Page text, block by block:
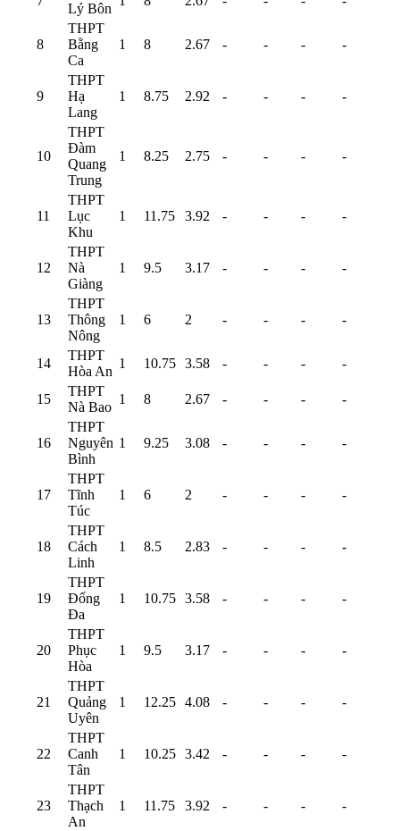
Lý Bôn
8
THPT
Bằng
Ca
1 8 2.67 - - - -
9
THPT
Hạ
Lang
1 8.75 2.92 - - - -
10
THPT
Đàm
Quang
Trung
1 8.25 2.75 - - - -
11
THPT
Lục
Khu
1 11.75 3.92 - - - -
12
THPT
Nà
Giàng
1 9.5 3.17 - - - -
13
THPT
Thông
Nông
1 6 2 - - - -
14
THPT
Hòa An
1 10.75 3.58 - - - -
15
THPT
Nà Bao
1 8 2.67 - - - -
16
THPT
Nguyên
Bình
1 9.25 3.08 - - - -
17
THPT
Tĩnh
Túc
1 6 2 - - - -
18
THPT
Cách
Linh
1 8.5 2.83 - - - -
19
THPT
Đống
Đa
1 10.75 3.58 - - - -
20
THPT
Phục
Hòa
1 9.5 3.17 - - - -
21
THPT
Quảng
Uyên
1 12.25 4.08 - - - -
22
THPT
Canh
Tân
1 10.25 3.42 - - - -
23
THPT
Thạch
An
1 11.75 3.92 - - - -